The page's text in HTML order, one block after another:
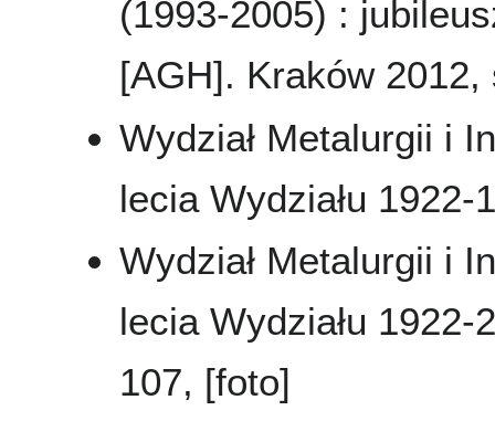
(1993-2005) :
[AGH]. Kraków
Wydział Metalurgii i
lecia Wydziału
Wydział Metalurgii i
lecia Wydziału
107, [foto]